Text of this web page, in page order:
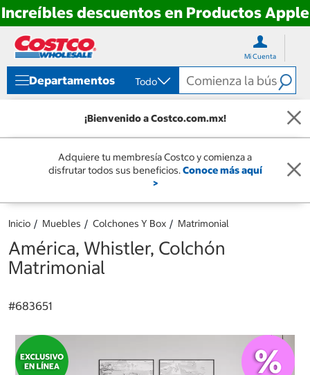
Increíbles descuentos en Productos Apple
directo
contenido
directo
menú
navegación
Mi Cuenta
Departamentos Todo
¡Bienvenido a Costco.com.mx!
Adquiere tu membresía Costco y comienza a
disfrutar todos sus beneficios.Conoce más aquí
>
Inicio Muebles Colchones Y Box Matrimonial
América, Whistler, Colchón
Matrimonial
#683651